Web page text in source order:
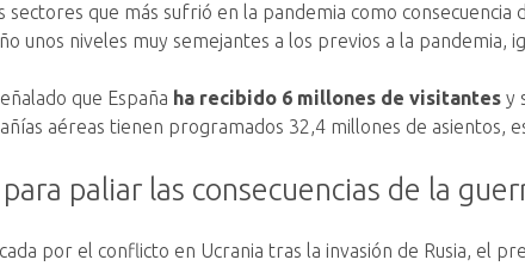
sectores que más sufrió en la pandemia como
unos niveles muy semejantes a los previos a la
que España ha recibido 6 millones de visitantes y
aéreas tienen programados 32,4 millones de asientos,
paliar las consecuencias de la
por el conflicto en Ucrania tras la invasión de Rusia, el